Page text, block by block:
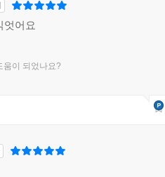
엇어요
움이 되었나요?